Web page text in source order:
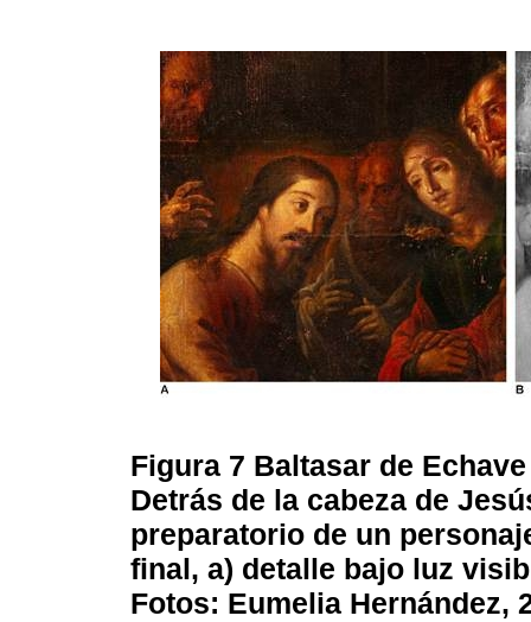
Figura 7 Baltasar de
Detrás de la cabeza de
preparatorio de un
final, a) detalle bajo luz
Fotos: Eumelia Hernández,